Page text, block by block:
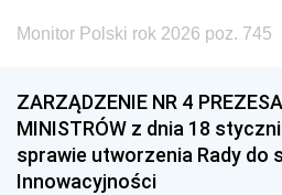
Monitor Polski rok 2026 poz. 745
ZARZĄDZENIE NR 4
MINISTRÓW z dnia 18
sprawie utworzenia Rady do
Innowacyjności